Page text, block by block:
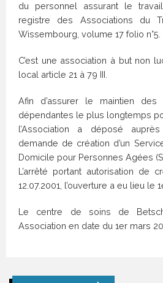
l’église
67360
WOERTH
Tél :03
88 09 32
du
secrétariat
:
Du lundi
au
vendredi
12h30
Accueil
transfert
du personnel assurant le
registre des Associations du
Wissembourg, volume 17 folio n°5.
C’est une association à but non
local article 21 à 79 III.
Afin d’assurer le maintien
dépendantes le plus longtemps
l’Association a déposé
demande de création d’un
Domicile pour Personnes Agées
L’arrêté portant autorisation de
12.07.2001, l’ouverture a eu lieu le
Le centre de soins de
Association en date du 1er mars